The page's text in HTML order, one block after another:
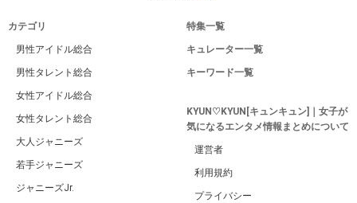
カテゴリ
男性アイドル総合
男性タレント総合
女性アイドル総合
女性タレント総合
大人ジャニーズ
若手ジャニーズ
ジャニーズJr.
特集一覧
キュレーター一覧
キーワード一覧
KYUN♡KYUN[キュンキュン]｜女子が
気になるエンタメ情報まとめについて
運営者
利用規約
プライバシー